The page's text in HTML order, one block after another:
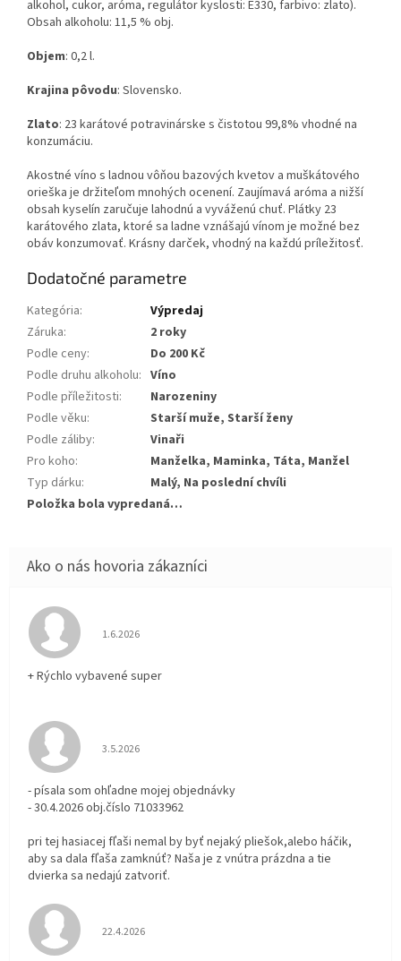
alkohol, cukor, aróma, regulátor kyslosti: E330, farbivo: zlato).
Obsah alkoholu: 11,5 % obj.
Objem: 0,2 l.
Krajina pôvodu: Slovensko.
Zlato: 23 karátové potravinárske s čistotou 99,8% vhodné na
konzumáciu.
Akostné víno s ladnou vôňou bazových kvetov a muškátového
orieška je držiteľom mnohých ocenení. Zaujímavá aróma a nižší
obsah kyselín zaručuje lahodnú a vyváženú chuť. Plátky 23
karátového zlata, ktoré sa ladne vznášajú vínom je možné bez
obáv konzumovať. Krásny darček, vhodný na každú príležitosť.
Dodatočné parametre
Kategória:
Výpredaj
Záruka:
2 roky
Podle ceny:
Do 200 Kč
Podle druhu alkoholu: Víno
Podle příležitosti:
Narozeniny
Podle věku:
Starší muže, Starší ženy
Podle záliby:
Vinaři
Pro koho:
Manželka, Maminka, Táta, Manžel
Typ dárku:
Malý, Na poslední chvíli
Položka bola vypredaná…
Hodnotenie obchodu je 5 z 5 hviezdičiek.
1.6.2026
+ Rýchlo vybavené super
Hodnotenie obchodu je 3 z 5 hviezdičiek.
3.5.2026
- písala som ohľadne mojej objednávky
- 30.4.2026 obj.číslo 71033962
pri tej hasiacej fľaši nemal by byť nejaký pliešok,alebo háčik,
aby sa dala fľaša zamknúť? Naša je z vnútra prázdna a tie
dvierka sa nedajú zatvoriť.
Hodnotenie obchodu je 5 z 5 hviezdičiek.
22.4.2026